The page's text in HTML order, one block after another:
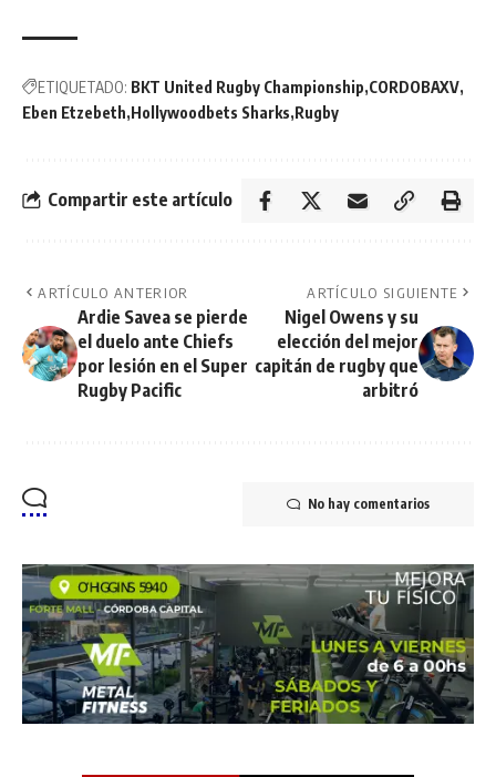
ETIQUETADO: BKT United Rugby Championship CORDOBAXV
Eben Etzebeth Hollywoodbets Sharks Rugby
Compartir este artículo
ARTÍCULO ANTERIOR
Ardie Savea se pierde
el duelo ante Chiefs
por lesión en el Super
Rugby Pacific
ARTÍCULO SIGUIENTE
Nigel Owens y su
elección del mejor
capitán de rugby que
arbitró
No hay comentarios